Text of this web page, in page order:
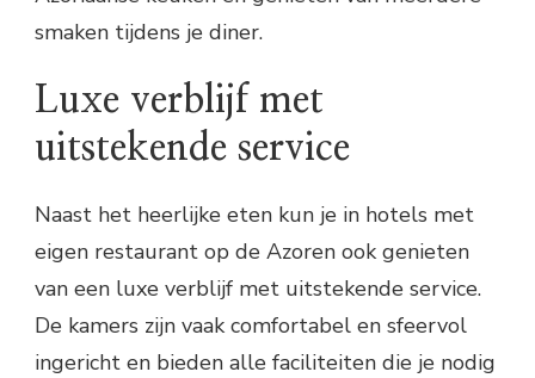
smaken tijdens je diner.
Luxe verblijf met
uitstekende service
Naast het heerlijke eten kun je in hotels met
eigen restaurant op de Azoren ook genieten
van een luxe verblijf met uitstekende service.
De kamers zijn vaak comfortabel en sfeervol
ingericht en bieden alle faciliteiten die je nodig